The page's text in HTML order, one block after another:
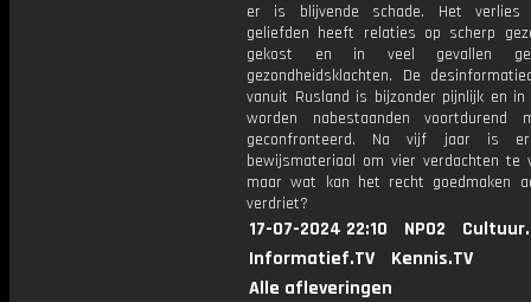
er is blijvende schade. Het verlies
geliefden heeft relaties op scherp
gekost en in veel gevallen
gezondheidsklachten. De
vanuit Rusland is bijzonder pijnlijk en in
worden nabestaanden voortdurend
geconfronteerd. Na vijf jaar is er
bewijsmateriaal om vier verdachten te
maar wat kan het recht goedmaken
verdriet?
17-07-2024 22:10 NPO2
Informatief.TV
Kennis.TV
Alle afleveringen